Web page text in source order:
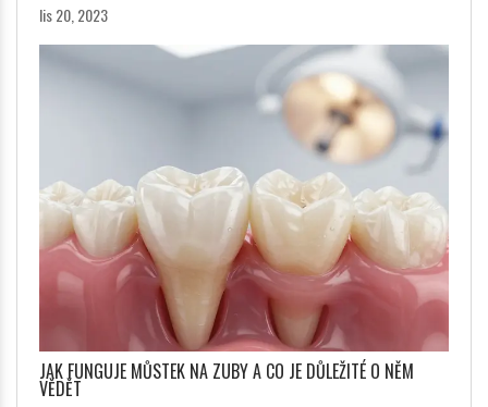
lis 20, 2023
JAK FUNGUJE MŮSTEK NA ZUBY A CO JE DŮLEŽITÉ O NĚM
VĚDĚT